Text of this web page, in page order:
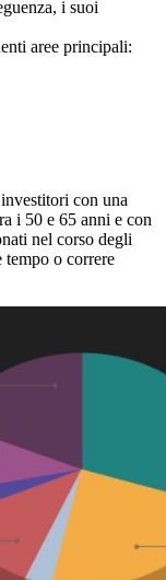
i suoi
aree principali:
con una
i 50 e 65 anni e con
nel corso degli
tempo o correre